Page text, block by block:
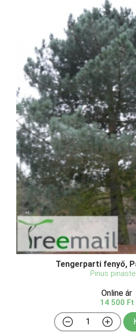
Tengerparti fenyő,
Pinus
Online ár
14 500 Ft